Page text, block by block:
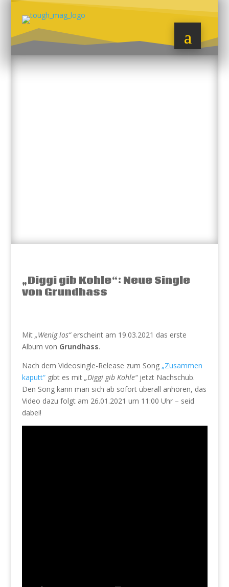
„Diggi gib Kohle“: Neue Single
von Grundhass
Mit „Wenig los“erscheint am 19.03.2021 das erste
Album von Grundhass.
Nach dem Videosingle-Release zum Song „Zusammen
kaputt“gibt es mit „Diggi gib Kohle“jetzt Nachschub.
Den Song kann man sich ab sofort überall anhören, das
Video dazu folgt am 26.01.2021 um 11:00 Uhr – seid
dabei!